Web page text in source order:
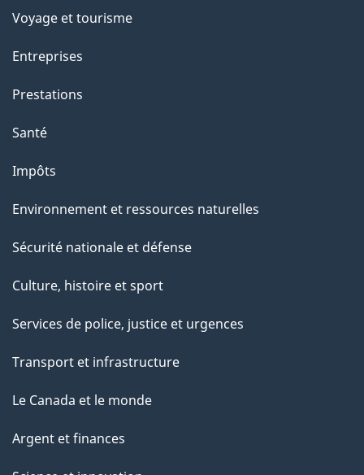
Voyage et tourisme
Entreprises
Prestations
Santé
Impôts
Environnement et ressources naturelles
Sécurité nationale et défense
Culture, histoire et sport
Services de police, justice et urgences
Transport et infrastructure
Le Canada et le monde
Argent et finances